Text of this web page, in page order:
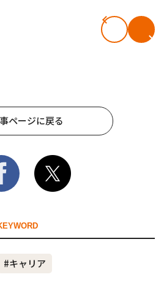
ページに戻る
#キャリア